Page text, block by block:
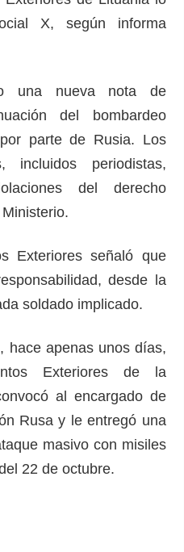
X, según informa
una nueva nota de
del bombardeo
parte de Rusia. Los
incluidos periodistas,
del derecho
Exteriores señaló que
desde la
soldado implicado.
hace apenas unos días,
Exteriores de la
al encargado de
Rusa y le entregó una
masivo con misiles
22 de octubre.